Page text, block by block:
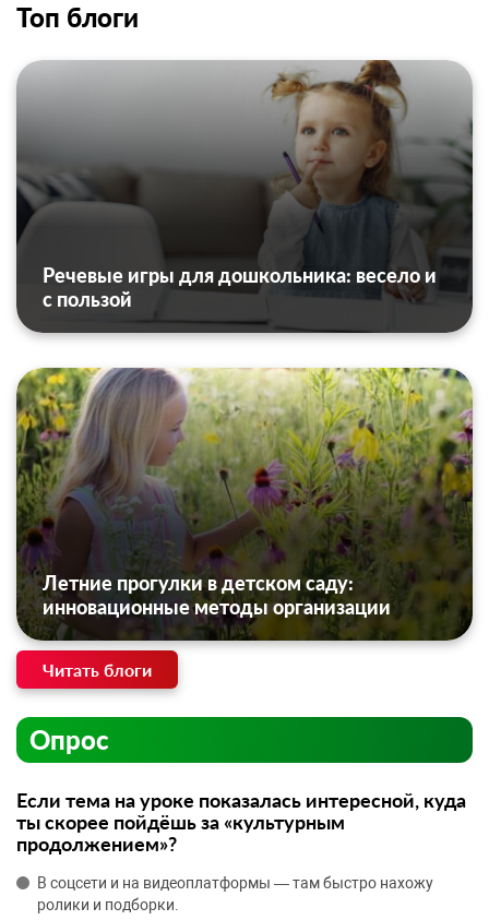
Топ блоги
Речевые игры для дошкольника: весело и
с пользой
Летние прогулки в детском саду:
инновационные методы организации
Читать блоги
Опрос
Если тема на уроке показалась интересной, куда
ты скорее пойдёшь за «культурным
продолжением»?
В соцсети и на видеоплатформы — там быстро нахожу
ролики и подборки.